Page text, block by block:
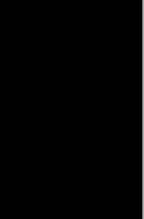
de su lugar en
lleno de
logra captar la
los aficionados
experiencia más
su capacidad para
del cine de
como una mezcla
brilla en el
lleno de